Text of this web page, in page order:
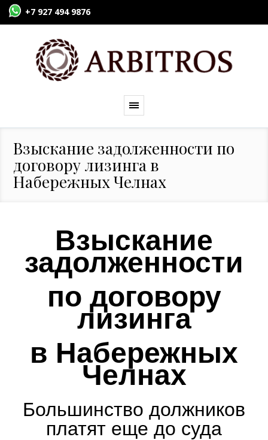
+7 927 494 9876
Взыскание задолженности по
договору лизинга в
Набережных Челнах
Взыскание
задолженности
по договору
лизинга
в Набережных
Челнах
Большинство должников
платят еще до суда